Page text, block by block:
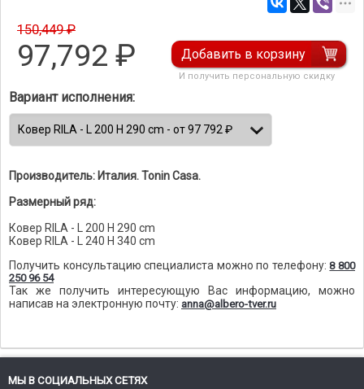
150,449 ₽
97,792 ₽ Добавить в корзину
И получить персональную скидку
Вариант исполнения:
Производитель: Италия. Tonin Casa.
Размерный ряд:
Ковер RILA - L 200 H 290 cm
Ковер RILA - L 240 H 340 cm
Получить консультацию специалиста можно по телефону:8 800
250 96 54
Так же получить интересующую Вас информацию, можно
написав на электронную почту: anna@albero-tver.ru
МЫ В СОЦИАЛЬНЫХ СЕТЯХ